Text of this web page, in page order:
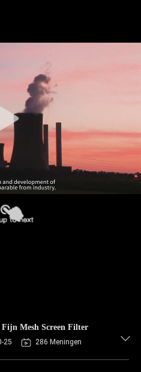
Fijn Mesh Screen Filter
25 286 Meningen